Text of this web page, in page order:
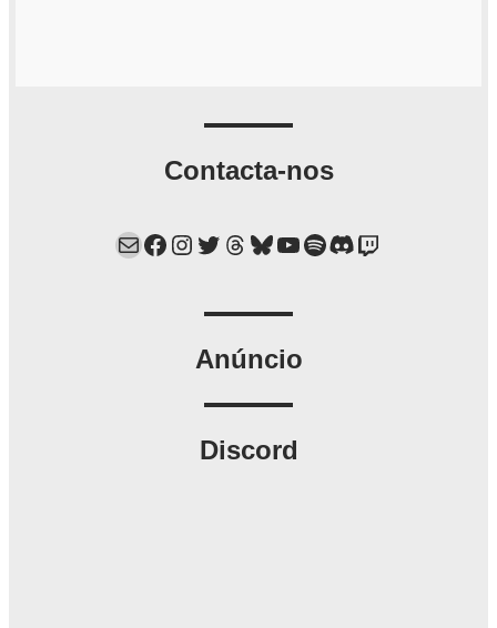
Contacta-nos
Mail Facebook Instagram Twitter Threads Bluesky YouTube Spotify Discord Twitch
Anúncio
Discord